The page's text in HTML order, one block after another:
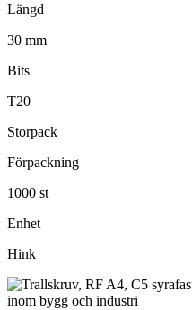
Längd
30 mm
Bits
T20
Storpack
Förpackning
1000 st
Enhet
Hink